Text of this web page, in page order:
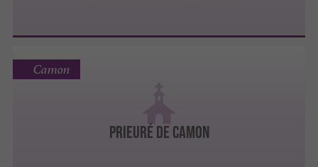
PRIEURÉ DE CAMON
Camon